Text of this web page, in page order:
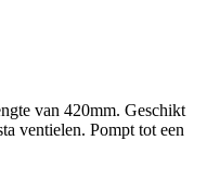
van 420mm. Geschikt
ventielen. Pompt tot een